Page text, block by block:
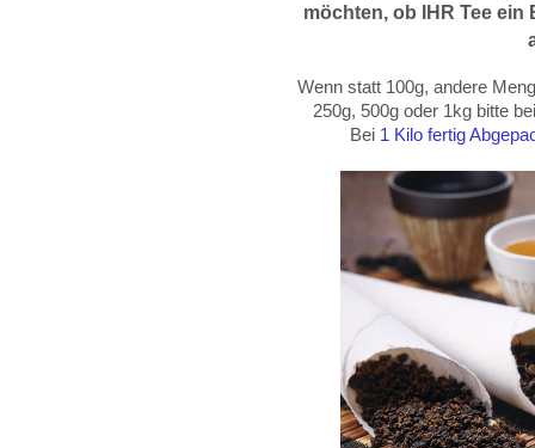
möchten, ob IHR Tee ein
Wenn statt 100g, andere
250g, 500g oder 1kg bitte
Bei 1 Kilo fertig